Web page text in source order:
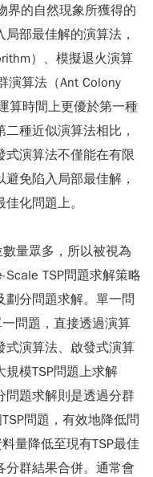
界的自然現象所獲得的
部最佳解的演算法，
）、模擬退火演算
演算法（Ant Colony
算時間上更優於第一種
種近似演算法相比，
式演算法不僅能在有限
免陷入局部最佳解，
化問題上。
量眾多，所以被視為
Scale TSP問題求解策略
分問題求解。單一問
問題，直接透過演算
式演算法、啟發式演算
模TSP問題上求解
問題求解則是透過分群
問題，有效地降低問
量降低至現有TSP最佳
分群結果合併。通常會